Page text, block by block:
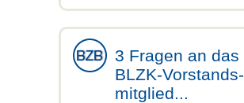
3 Fragen an das
BLZK-Vorstands-
mitglied...